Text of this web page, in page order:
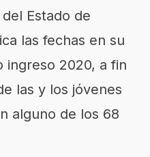
Estado de
las fechas en su
ingreso 2020, a fin
las y los jóvenes
alguno de los 68